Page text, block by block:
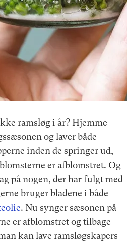
ramsløg i år? Hjemme
og laver både
inden de springer ud,
er afblomstret. Og
på nogen, der har fulgt med
bruger bladene i både
. Nu synger sæsonen på
er afblomstret og tilbage
kan lave ramsløgskapers